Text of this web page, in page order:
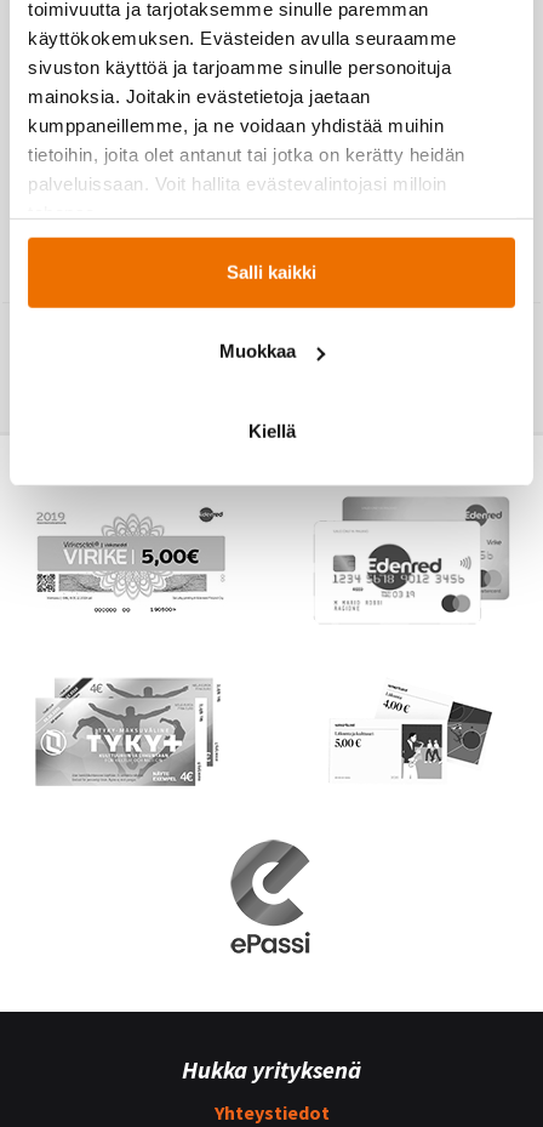
toimivuutta ja tarjotaksemme sinulle paremman
käyttökokemuksen. Evästeiden avulla seuraamme
sivuston käyttöä ja tarjoamme sinulle personoituja
mainoksia. Joitakin evästetietoja jaetaan
kumppaneillemme, ja ne voidaan yhdistää muihin
tietoihin, joita olet antanut tai jotka on kerätty heidän
palveluissaan. Voit hallita evästevalintojasi milloin
Salli kaikki
Muokkaa
Kiellä
Ilmoittaudu mukaan
28.8. mennessä!
Hukka yrityksenä
Yhteystiedot